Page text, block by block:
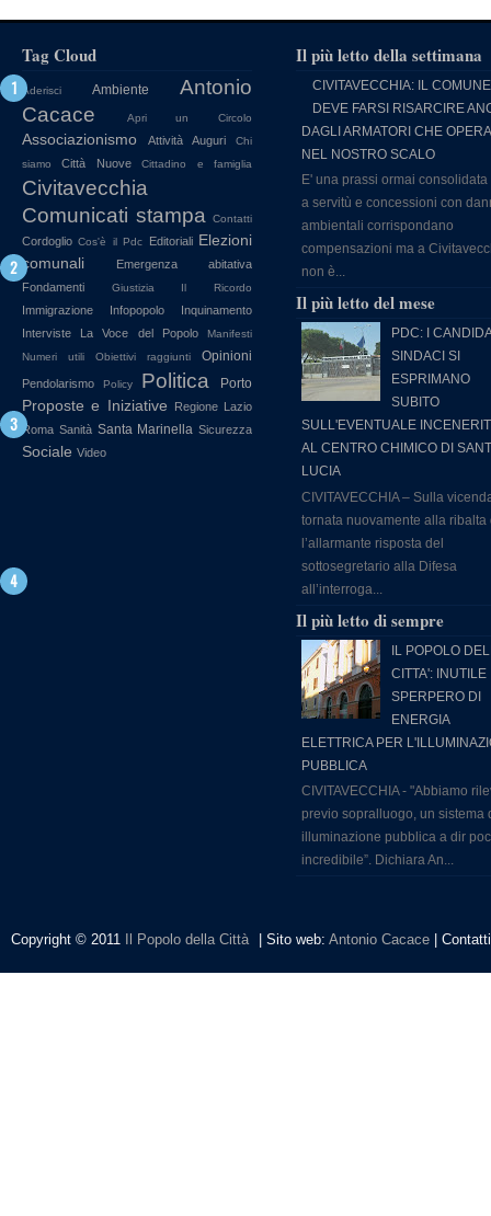
Tag Cloud
Aderisci Ambiente
Antonio
Cacace
Apri un Circolo
Associazionismo Attività Auguri
Chi
siamo
Città Nuove Cittadino e famiglia
Civitavecchia
Comunicati stampa
Contatti
Cordoglio Cos'è il Pdc Editoriali Elezioni
comunali
Emergenza abitativa
Fondamenti
Giustizia Il Ricordo
Immigrazione Infopopolo
Inquinamento
Interviste
La Voce del Popolo
Manifesti
Numeri utili
Obiettivi raggiunti Opinioni
Pendolarismo Policy Politica Porto
Proposte e Iniziative
Regione Lazio
Roma Sanità Santa Marinella Sicurezza
Sociale Video
Il più letto della settimana
CIVITAVECCHIA: IL COMUNE
DEVE FARSI RISARCIRE
DAGLI ARMATORI CHE
NEL NOSTRO SCALO
E' una prassi ormai consolidata
a servitù e concessioni con
ambientali corrispondano
compensazioni ma a
non è...
Il più letto del mese
PDC: I
SINDACI SI
ESPRIMANO
SUBITO
SULL'EVENTUALE
AL CENTRO CHIMICO DI
LUCIA
CIVITAVECCHIA – Sulla
tornata nuovamente alla ribalta
l’allarmante risposta del
sottosegretario alla Difesa
all’interroga...
Il più letto di sempre
IL POPOLO
CITTA': INUTILE
SPERPERO DI
ENERGIA
ELETTRICA PER
PUBBLICA
CIVITAVECCHIA - "Abbiamo
previo sopralluogo, un sistema
illuminazione pubblica a dir
incredibile”. Dichiara An...
Copyright © 2011 Il Popolo della Città | Sito web: Antonio Cacace |